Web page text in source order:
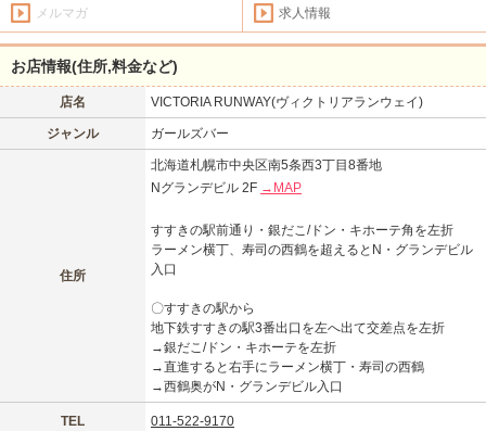
メルマガ 求人情報
お店情報(住所,料金など)
店名 VICTORIA RUNWAY(ヴィクトリアランウェイ)
ジャンル ガールズバー
住所
北海道札幌市中央区南5条西3丁目8番地
Nグランデビル 2F →MAP
すすきの駅前通り・銀だこ/ドン・キホーテ角を左折
ラーメン横丁、寿司の西鶴を超えるとN・グランデビル
入口
〇すすきの駅から
地下鉄すすきの駅3番出口を左へ出て交差点を左折
→銀だこ/ドン・キホーテを左折
→直進すると右手にラーメン横丁・寿司の西鶴
→西鶴奥がN・グランデビル入口
TEL 011-522-9170
このお店をシェアする
LINE X (旧Twitter)
お店のURLをコピー
女の子ログイン
店舗ログイン
北海道 東北
静岡
東海